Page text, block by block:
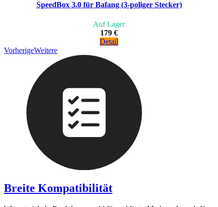
SpeedBox 3.0 für Bafang (3-poliger Stecker)
Auf Lager
179 €
Detail
VorherigeWeitere
Breite Kompatibilität